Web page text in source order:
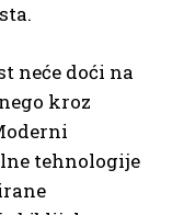
neće doći na
kroz
tehnologije